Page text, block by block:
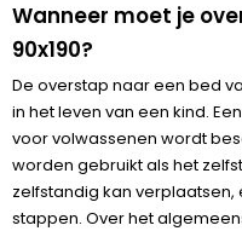
Wanneer moet je
90x190?
De overstap naar een bed
in het leven van een kind.
voor volwassenen wordt
worden gebruikt als het
zelfstandig kan verplaatsen,
stappen. Over het